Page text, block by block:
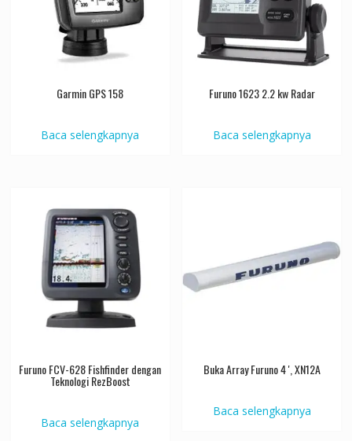
Garmin GPS 158
Baca selengkapnya
Furuno 1623 2.2 kw Radar
Baca selengkapnya
Furuno FCV-628 Fishfinder dengan
Teknologi RezBoost
Baca selengkapnya
Buka Array Furuno 4 ', XN12A
Baca selengkapnya